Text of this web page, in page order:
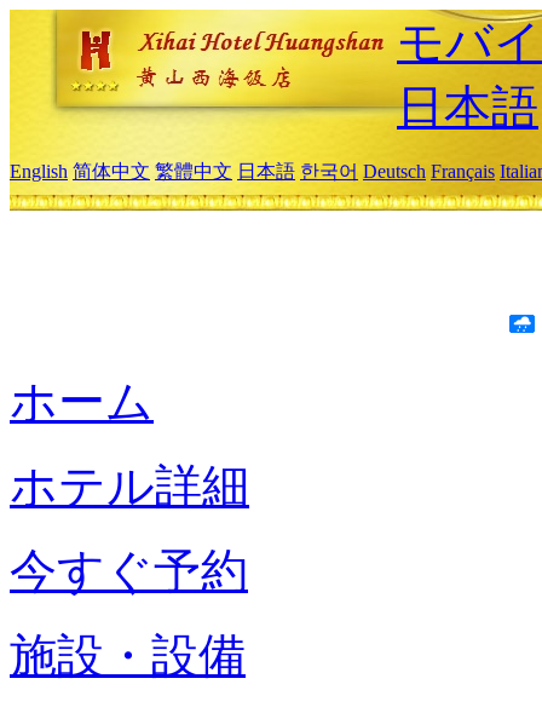
モバ
日本語
English 简体中文 繁體中文 日本語 한국어 Deutsch Français
ホーム
ホテル詳細
今すぐ予約
施設・設備